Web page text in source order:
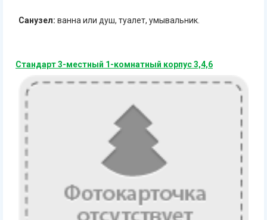
Санузел: ванна или душ, туалет, умывальник.
Стандарт 3-местный 1-комнатный корпус 3,4,6